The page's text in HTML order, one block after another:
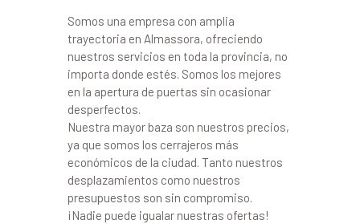
Somos una empresa con amplia
trayectoria en Almassora, ofreciendo
nuestros servicios en toda la provincia, no
importa donde estés. Somos los mejores
en la apertura de puertas sin ocasionar
desperfectos.
Nuestra mayor baza son nuestros precios,
ya que somos los cerrajeros más
económicos de la ciudad. Tanto nuestros
desplazamientos como nuestros
presupuestos son sin compromiso.
¡Nadie puede igualar nuestras ofertas!